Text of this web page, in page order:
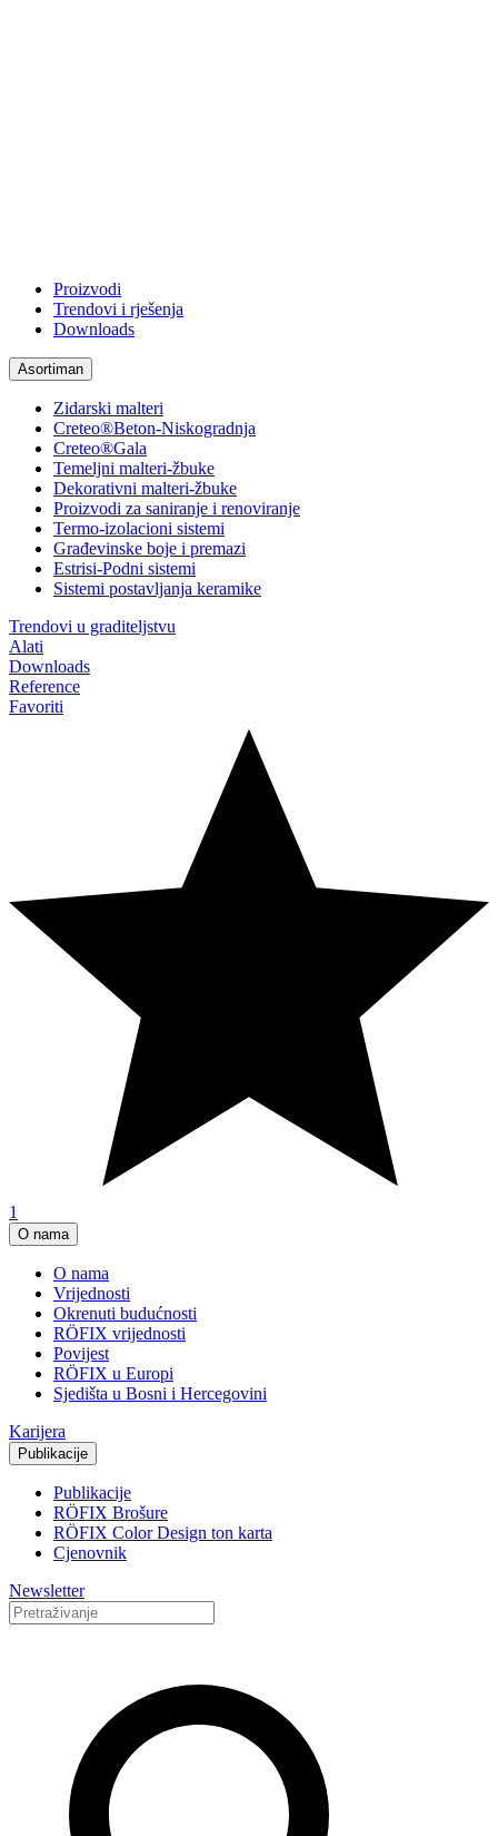
Proizvodi
Trendovi i rješenja
Downloads
Asortiman
Zidarski malteri
Creteo®Beton-Niskogradnja
Creteo®Gala
Temeljni malteri-žbuke
Dekorativni malteri-žbuke
Proizvodi za saniranje i renoviranje
Termo-izolacioni sistemi
Građevinske boje i premazi
Estrisi-Podni sistemi
Sistemi postavljanja keramike
Trendovi u graditeljstvu
Alati
Downloads
Reference
Favoriti
1
O nama
O nama
Vrijednosti
Okrenuti budućnosti
RÖFIX vrijednosti
Povijest
RÖFIX u Europi
Sjedišta u Bosni i Hercegovini
Karijera
Publikacije
Publikacije
RÖFIX Brošure
RÖFIX Color Design ton karta
Cjenovnik
Newsletter